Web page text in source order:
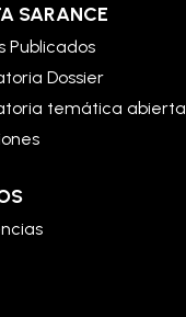
SARANCE
Publicados
Dossier
temática abierta